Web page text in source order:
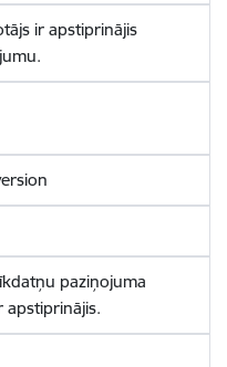
ir apstiprinājis
paziņojuma
apstiprinājis.